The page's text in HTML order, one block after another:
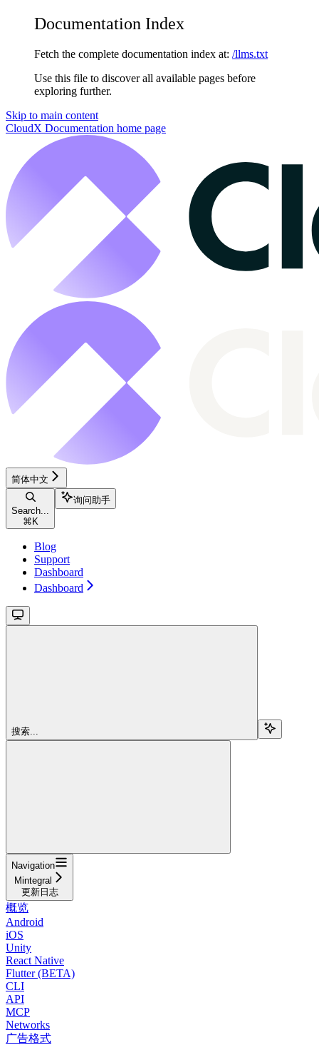
Documentation Index
Fetch the complete documentation index at: /llms.txt
Use this file to discover all available pages before
exploring further.
Skip to main content
CloudX Documentation home page
简体中文
Search...
⌘ K
询问助手
Blog
Support
Dashboard
Dashboard
搜索...
Navigation
Mintegral
更新日志
概览
Android
iOS
Unity
React Native
Flutter (BETA)
CLI
API
MCP
Networks
广告格式